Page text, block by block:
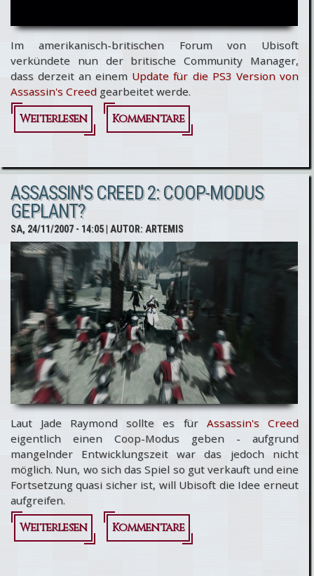
Im amerikanisch-britischen Forum von Ubisoft
verkündete nun der britische Community Manager,
dass derzeit an einem Update für die PS3 Version von
Assassin's Creed gearbeitet werde.
Weiterlesen
über
Creed:
Patch
Version
in Arbeit
Kommentare
ASSASSIN'S CREED 2: COOP-MODUS
GEPLANT?
SA, 24/11/2007 - 14:05| AUTOR: ARTEMIS
Laut Jade Raymond sollte es für Assassin's Creed
eigentlich einen Coop-Modus geben - aufgrund
mangelnder Entwicklungszeit war das jedoch nicht
möglich. Nun, wo sich das Spiel so gut verkauft und eine
Fortsetzung quasi sicher ist, will Ubisoft die Idee erneut
aufgreifen.
Weiterlesen
über
Kommentare